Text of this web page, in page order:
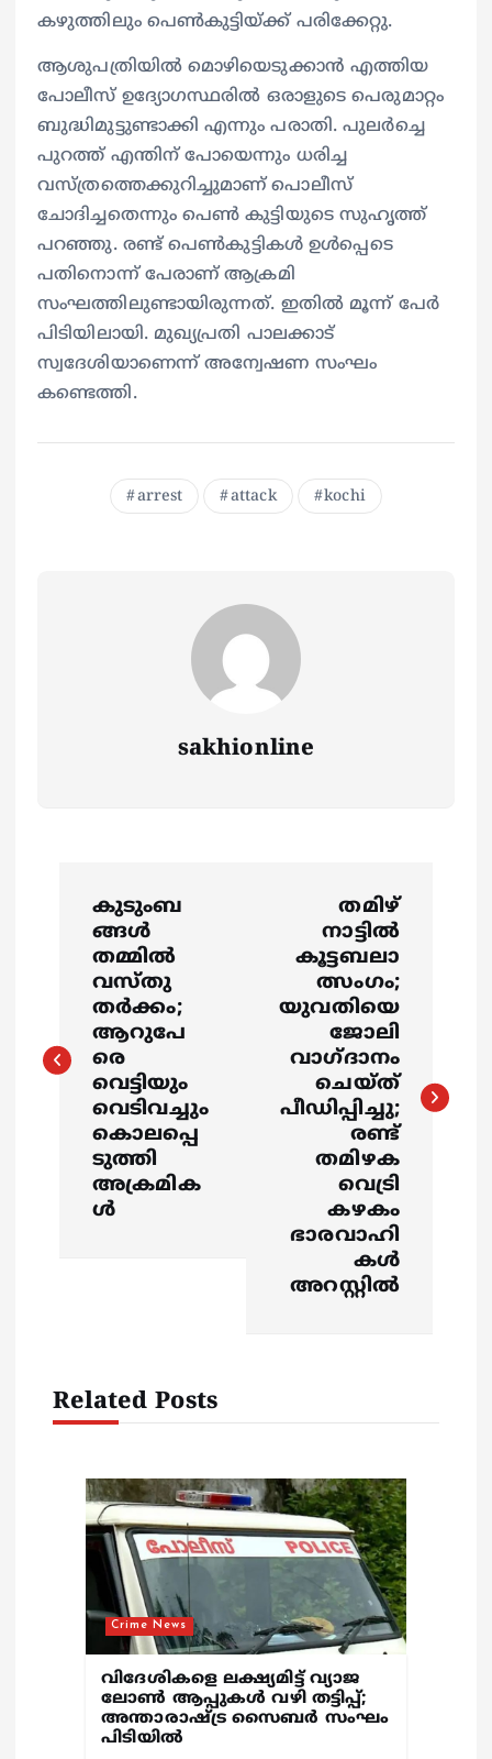
കഴുത്തിലും പെൺകുട്ടിയ്ക്ക് പരിക്കേറ്റു.
ആശുപത്രിയിൽ മൊഴിയെടുക്കാൻ എത്തിയ
പോലീസ് ഉദ്യോഗസ്ഥരിൽ ഒരാളുടെ പെരുമാറ്റം
ബുദ്ധിമുട്ടുണ്ടാക്കി എന്നും പരാതി. പുലർച്ചെ
പുറത്ത് എന്തിന് പോയെന്നും ധരിച്ച
വസ്ത്രത്തെക്കുറിച്ചുമാണ് പൊലീസ്
ചോദിച്ചതെന്നും പെൺ കുട്ടിയുടെ സുഹൃത്ത്
പറഞ്ഞു. രണ്ട് പെൺകുട്ടികൾ ഉൾപ്പെടെ
പതിനൊന്ന് പേരാണ് ആക്രമി
സംഘത്തിലുണ്ടായിരുന്നത്. ഇതിൽ മൂന്ന് പേർ
പിടിയിലായി. മുഖ്യപ്രതി പാലക്കാട്
സ്വദേശിയാണെന്ന് അന്വേഷണ സംഘം
കണ്ടെത്തി.
arrest attack kochi
sakhionline
t
t
കുടുംബ
ങ്ങള്‍
തമ്മില്‍
വസ്തു
തര്‍ക്കം;
ആറുപേ
രെ
വെട്ടിയും
വെടിവച്ചും
കൊലപ്പെ
ടുത്തി
അക്രമിക
ള്‍
തമിഴ്
നാട്ടിൽ
കൂട്ടബലാ
ത്സംഗം;
യുവതിയെ
ജോലി
വാഗ്ദാനം
ചെയ്ത്
പീഡിപ്പിച്ചു;
രണ്ട്
തമിഴക
വെട്രി
കഴകം
ഭാരവാഹി
കൾ
അറസ്റ്റിൽ
Related Posts
Crime News
വിദേശികളെ ലക്ഷ്യമിട്ട് വ്യാജ
ലോൺ ആപ്പുകൾ വഴി തട്ടിപ്പ്;
അന്താരാഷ്ട്ര സൈബർ സംഘം
പിടിയിൽ